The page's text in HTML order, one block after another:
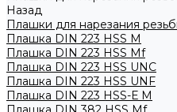
Назад
Плашки для нарезания
Плашка DIN 223 HSS M
Плашка DIN 223 HSS Mf
Плашка DIN 223 HSS UNC
Плашка DIN 223 HSS UNF
Плашка DIN 223 HSS-Е M